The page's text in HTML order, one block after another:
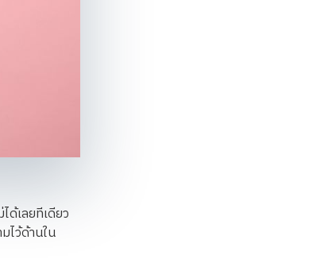
ด้เลยทีเดียว
ไว้ด้านใน